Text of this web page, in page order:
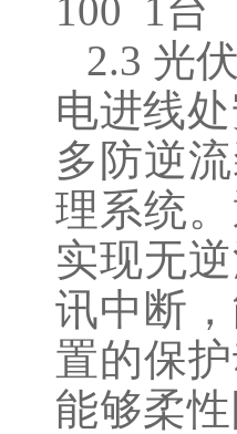
100 1台
2.3 光
电进线
多防逆
理系统
实现无
讯中断
置的保
能够柔